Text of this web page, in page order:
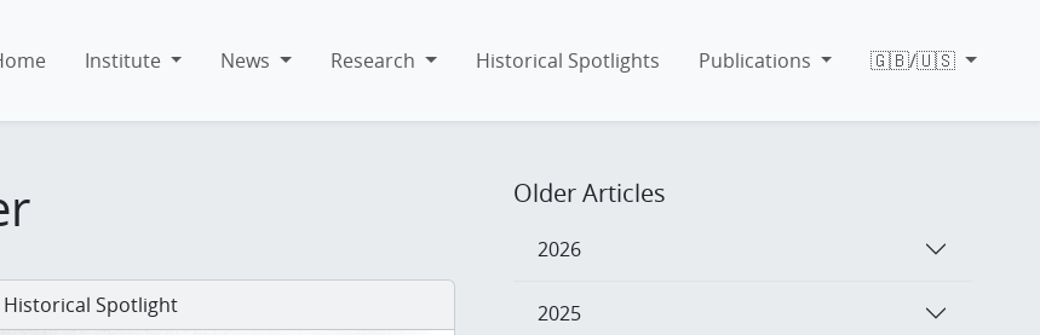
Institute News Research Historical Spotlights Publications 🇬🇧/🇺🇸
Historical Spotlight
Older Articles
2026
2025